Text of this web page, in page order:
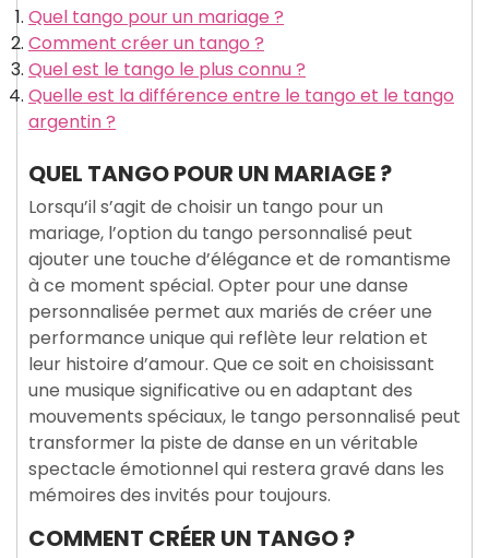
Quel tango pour un mariage ?
Comment créer un tango ?
Quel est le tango le plus connu ?
Quelle est la différence entre le tango et le tango
argentin ?
QUEL TANGO POUR UN MARIAGE ?
Lorsqu’il s’agit de choisir un tango pour un
mariage, l’option du tango personnalisé peut
ajouter une touche d’élégance et de romantisme
à ce moment spécial. Opter pour une danse
personnalisée permet aux mariés de créer une
performance unique qui reflète leur relation et
leur histoire d’amour. Que ce soit en choisissant
une musique significative ou en adaptant des
mouvements spéciaux, le tango personnalisé peut
transformer la piste de danse en un véritable
spectacle émotionnel qui restera gravé dans les
mémoires des invités pour toujours.
COMMENT CRÉER UN TANGO ?